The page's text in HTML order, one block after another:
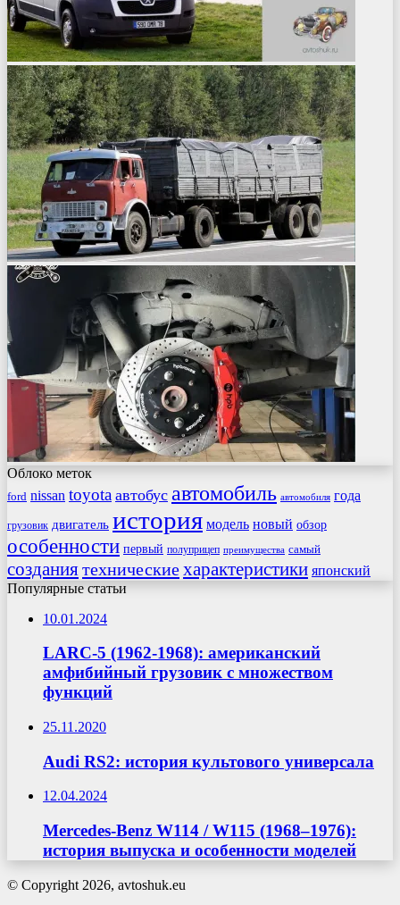
Облоко меток
ford nissan toyota автобус автомобиль автомобиля года
грузовик двигатель история модель новый обзор
особенности первый полуприцеп преимущества самый
созданиятехническиехарактеристики японский
Популярные статьи
10.01.2024
LARC-5 (1962-1968): американский
амфибийный грузовик с множеством
функций
25.11.2020
Audi RS2: история культового универсала
12.04.2024
Mercedes-Benz W114 / W115 (1968–1976):
история выпуска и особенности моделей
© Copyright 2026, avtoshuk.eu